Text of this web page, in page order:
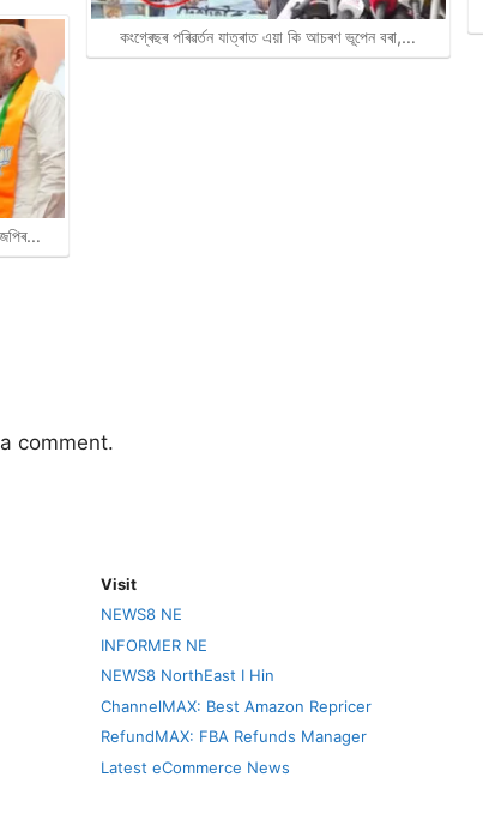
কংগ্ৰেছৰ পৰিৱৰ্তন যাত্ৰাত এয়া কি আচৰণ ভূপেন বৰা,…
comment.
Visit
NEWS8 NE
INFORMER NE
NEWS8 NorthEast I Hin
ChannelMAX: Best Amazon Repricer
RefundMAX: FBA Refunds Manager
Latest eCommerce News